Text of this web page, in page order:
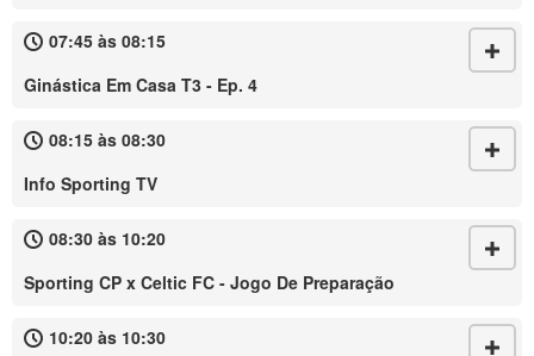
07:45 às 08:15
Ginástica Em Casa T3 - Ep. 4
08:15 às 08:30
Info Sporting TV
08:30 às 10:20
Sporting CP x Celtic FC - Jogo De Preparação
10:20 às 10:30